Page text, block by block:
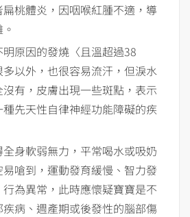
桃體炎，因咽喉紅腫不適，導
原因的發燒〈且溫超過38
以外，也很容易流汗，但淚水
有，皮膚出現一些斑點，表示
先天性自律神經功能障礙的疾
身軟弱無力，平常喝水或吸奶
嗆到，運動發育緩慢、智力發
為異常，此時應懷疑寶寶是不
病、週產期或後發性的腦部傷